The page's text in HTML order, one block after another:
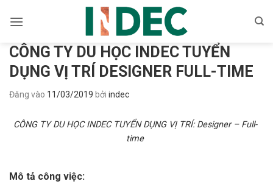
qua
dungCÔNG TY DU HỌC INDEC TUYỂN
DỤNG VỊ TRÍ DESIGNER FULL-TIME
Đăng vào 11/03/2019 bởi indec
CÔNG TY DU HỌC INDEC TUYỂN DỤNG VỊ TRÍ: Designer – Full-
time
Mô tả công việc: